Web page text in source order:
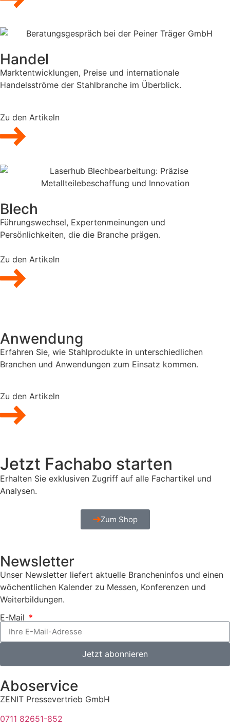
Handel
Marktentwicklungen, Preise und internationale
Handelsströme der Stahlbranche im Überblick.
Zu den Artikeln
Blech
Führungswechsel, Expertenmeinungen und
Persönlichkeiten, die die Branche prägen.
Zu den Artikeln
Anwendung
Erfahren Sie, wie Stahlprodukte in unterschiedlichen
Branchen und Anwendungen zum Einsatz kommen.
Zu den Artikeln
Jetzt Fachabo starten
Erhalten Sie exklusiven Zugriff auf alle Fachartikel und
Analysen.
Zum Shop
Newsletter
Unser Newsletter liefert aktuelle Brancheninfos und einen
wöchentlichen Kalender zu Messen, Konferenzen und
Weiterbildungen.
E-Mail
Jetzt abonnieren
Aboservice
ZENIT Pressevertrieb GmbH
0711 82651-852